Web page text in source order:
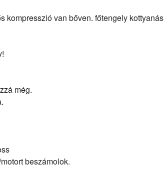
kompresszió van bőven. főtengely kottyanás
még.
beszámolok.